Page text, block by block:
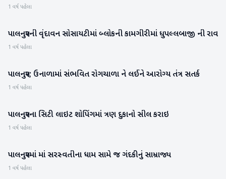
1 વર્ષ પહેલા
બનાસકાંઠા
પાલનપુરની વૃંદાવન સોસાયટીમાં બ્લોકની કામગીરીમાં ધુપલ્લબાજી ની રાવ
1 વર્ષ પહેલા
બનાસકાંઠા
પાલનપુર; ઉનાળામાં સંભવિત રોગચાળા ને લઈને આરોગ્ય તંત્ર સતર્ક
1 વર્ષ પહેલા
બનાસકાંઠા
પાલનપુરના સિટી લાઇટ શોપિંગમાં ત્રણ દુકાનો સીલ કરાઇ
1 વર્ષ પહેલા
બનાસકાંઠા
પાલનપુરમાં માં સરસ્વતીના ધામ સામે જ ગંદકીનું સામ્રાજ્ય
1 વર્ષ પહેલા